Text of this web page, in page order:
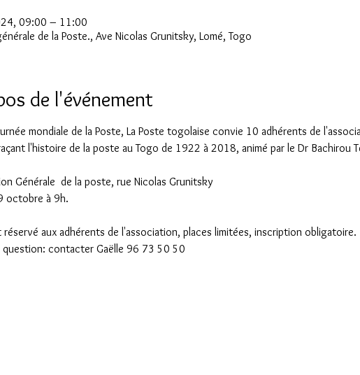
09:00 – 11:00
de la Poste., Ave Nicolas Grunitsky, Lomé, Togo
de l'événement
mondiale de la Poste, La Poste togolaise convie 10 adhérents de
l'histoire de la poste au Togo de 1922 à 2018, animé par le Dr Bachirou
Générale  de la poste, rue Nicolas Grunitsky
octobre à 9h.
réservé aux adhérents de l'association, places limitées, inscription obligatoire.
contacter Gaëlle 96 73 50 50